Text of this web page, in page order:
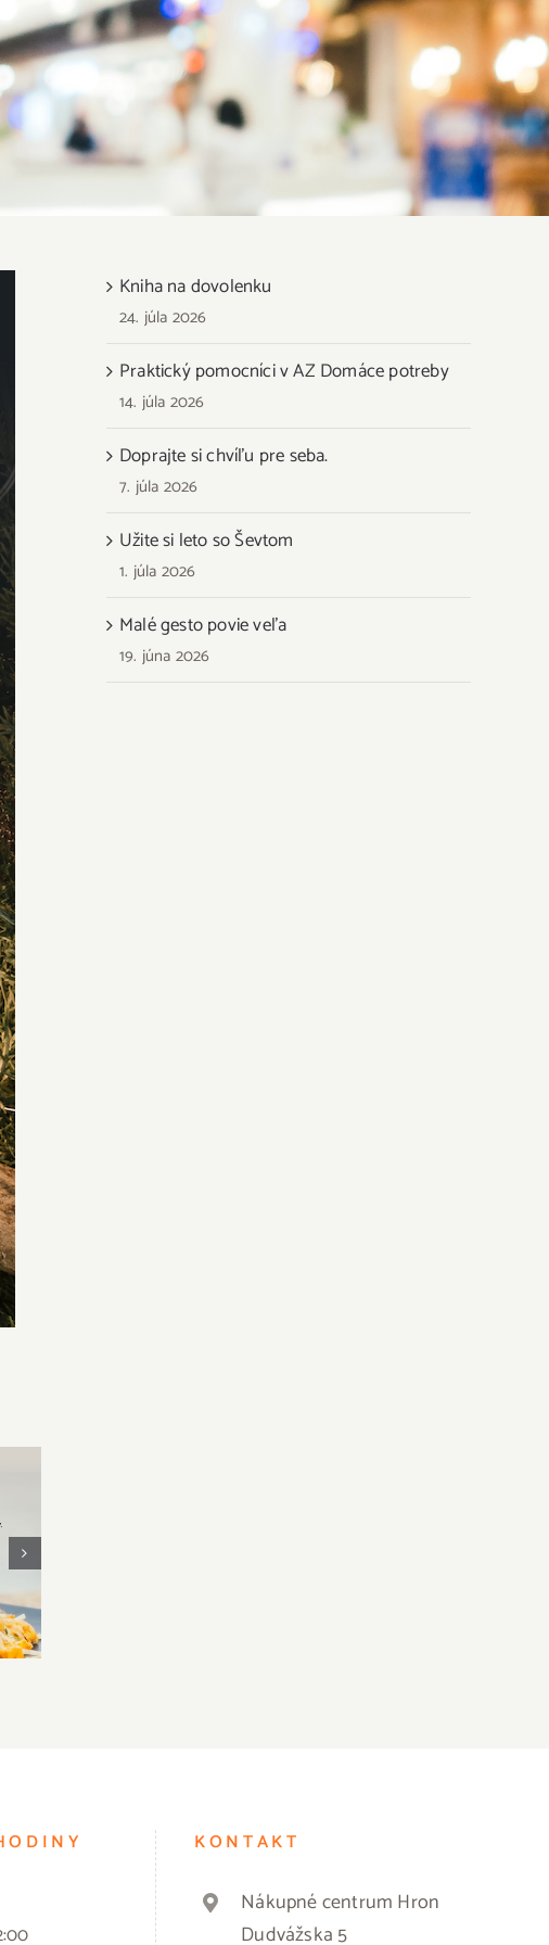
Kniha na dovolenku
24. júla 2026
Praktický pomocníci v AZ Domáce potreby
14. júla 2026
Doprajte si chvíľu pre seba.
7. júla 2026
Užite si leto so Ševtom
1. júla 2026
Malé gesto povie veľa
19. júna 2026
KONTAKT
Nákupné centrum Hron
Dudvážska 5